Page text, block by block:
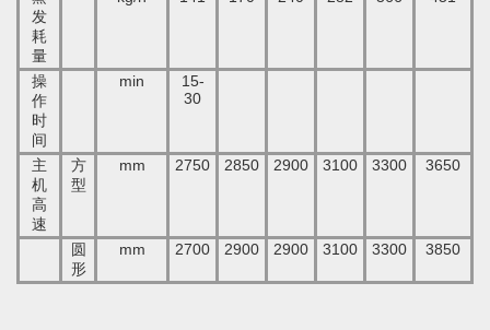
发
耗
量
操
作
时
间
min
15-
30
主
机
高
速
方
型
mm 2750 2850 2900 3100 3300 3650
圆
形
mm 2700 2900 2900 3100 3300 3850